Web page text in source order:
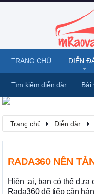
Trang chủ Diễn đàn
RADA360 NỀN
Hiện tại, bạn có thể đưa
Rada360 để tiếp cận
TRANG CHỦ DIỄN
Tìm kiếm diễn đàn Bài